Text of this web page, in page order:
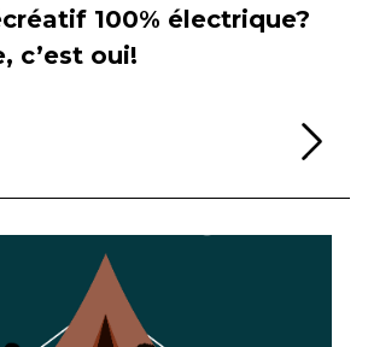
100% électrique?
c’est oui!